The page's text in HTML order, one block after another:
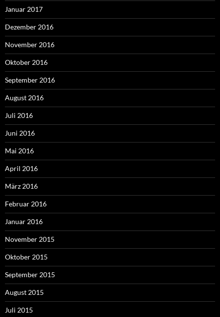
Januar 2017
Dezember 2016
November 2016
Oktober 2016
September 2016
August 2016
Juli 2016
Juni 2016
Mai 2016
April 2016
März 2016
Februar 2016
Januar 2016
November 2015
Oktober 2015
September 2015
August 2015
Juli 2015